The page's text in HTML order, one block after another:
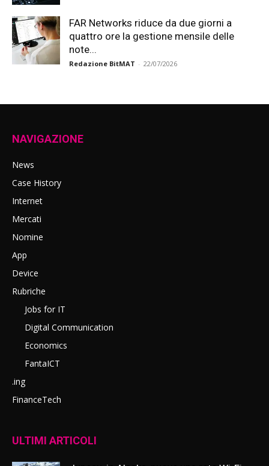
FAR Networks riduce da due giorni a
quattro ore la gestione mensile delle
note...
Redazione BitMAT - 22/07/2026
NAVIGAZIONE
News
Case History
Internet
Mercati
Nomine
App
Device
Rubriche
Jobs for IT
Digital Communication
Economics
FantaICT
.ing
FinanceTech
ULTIMI ARTICOLI